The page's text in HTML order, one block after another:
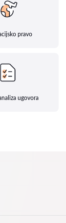
pravo
ugovora